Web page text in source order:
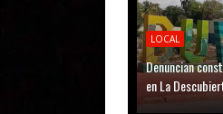
LOCAL
Denuncian
en La